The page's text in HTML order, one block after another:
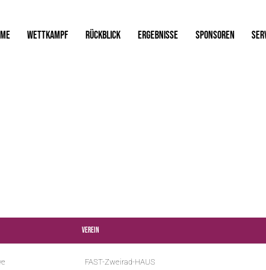
WETTKAMPF RÜCKBLICK ERGEBNISSE SPONSOREN
Verein
FAST-Zweirad-HAUS